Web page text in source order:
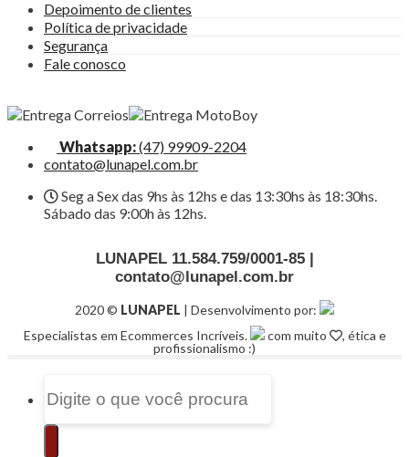
Depoimento de clientes
Política de privacidade
Segurança
Fale conosco
Whatsapp:(47) 99909-2204
contato@lunapel.com.br
Seg a Sex das 9hs às 12hs e das 13:30hs às 18:30hs.
Sábado das 9:00h às 12hs.
LUNAPEL 11.584.759/0001-85 |
contato@lunapel.com.br
2020 © LUNAPEL | Desenvolvimento por:
Especialistas em Ecommerces Incríveis.
com muito
, ética e
profissionalismo :)
por: